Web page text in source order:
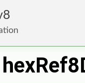
8
Foundation